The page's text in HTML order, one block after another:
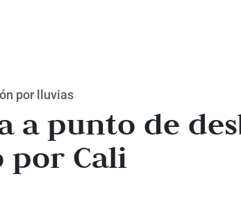
por lluvias
a punto de
por Cali